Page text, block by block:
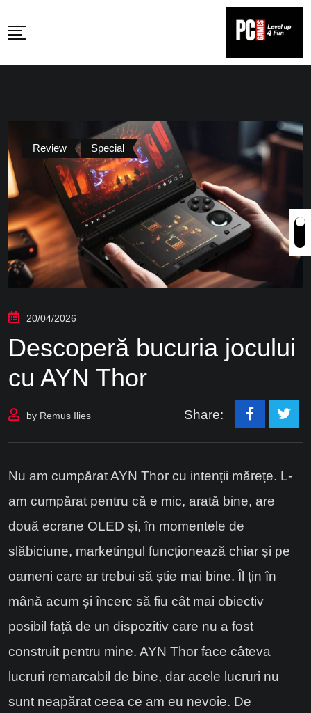
to
Review Special
20/04/2026
Descoperă bucuria jocului
cu AYN Thor
by Remus Ilies Share:
Nu am cumpărat AYN Thor cu intenții mărețe. L-
am cumpărat pentru că e mic, arată bine, are
două ecrane OLED și, în momentele de
slăbiciune, marketingul funcționează chiar și pe
oameni care ar trebui să știe mai bine. Îl țin în
mână acum și încerc să fiu cât mai obiectiv
posibil față de un dispozitiv care nu a fost
construit pentru mine. AYN Thor face câteva
lucruri remarcabil de bine, dar acele lucruri nu
sunt neapărat ceea ce am eu nevoie. De